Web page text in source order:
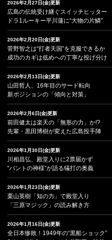
2026年2月27日(金)更新
広島の伝統受け継ぐスイッチヒッター
ドラ1ルーキー平川蓮に“大物の片鱗”
2026年2月20日(金)更新
菅野智之は“打者天国”を克服できるか
成功のカギは低めへの丁寧な投げ分け
2026年2月13日(金)更新
山田哲人、16年目のサード転向
新ポジションの「傾向と対策」
2026年2月6日(金)更新
前田健太は楽天の「無形の力」か!?
先輩・黒田博樹が変えた広島投手陣
2026年1月30日(金)更新
川相昌弘、殿堂入りに2票届かず
“バントの神様”が語る犠打の奥義
2026年1月23日(金)更新
栗山英樹「知の力」で殿堂入り
「三原マジック」の読み解き方
2026年1月16日(金)更新
全日本惨敗！1949年の“黒船ショック”